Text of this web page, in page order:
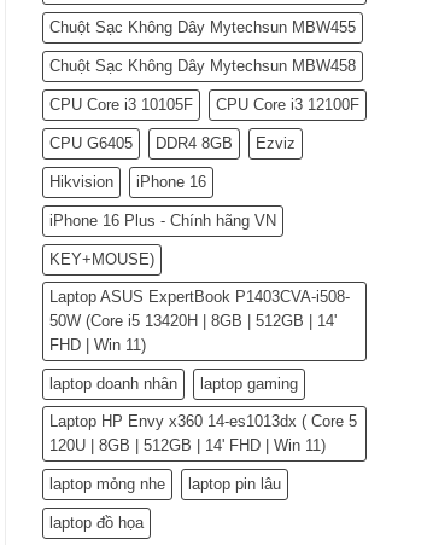
Chuột Sạc Không Dây Mytechsun MBW455
Chuột Sạc Không Dây Mytechsun MBW458
CPU Core i3 10105F CPU Core i3 12100F
CPU G6405 DDR4 8GB Ezviz
Hikvision iPhone 16
iPhone 16 Plus - Chính hãng VN
KEY+MOUSE)
Laptop ASUS ExpertBook P1403CVA-i508-
50W (Core i5 13420H | 8GB | 512GB | 14'
FHD | Win 11)
laptop doanh nhân laptop gaming
Laptop HP Envy x360 14-es1013dx ( Core 5
120U | 8GB | 512GB | 14' FHD | Win 11)
laptop mỏng nhe laptop pin lâu
laptop đồ họa